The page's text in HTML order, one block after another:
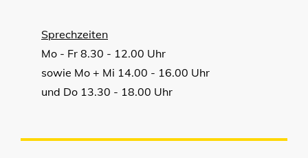
Sprechzeiten
Mo - Fr 8.30 - 12.00 Uhr
sowie Mo + Mi 14.00 - 16.00 Uhr
und Do 13.30 - 18.00 Uhr